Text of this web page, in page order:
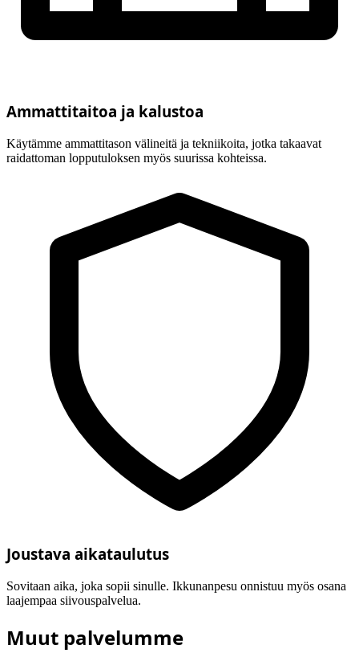
Ammattitaitoa ja kalustoa
Käytämme ammattitason välineitä ja tekniikoita, jotka takaavat
raidattoman lopputuloksen myös suurissa kohteissa.
Joustava aikataulutus
Sovitaan aika, joka sopii sinulle. Ikkunanpesu onnistuu myös osana
laajempaa siivouspalvelua.
Muut palvelumme